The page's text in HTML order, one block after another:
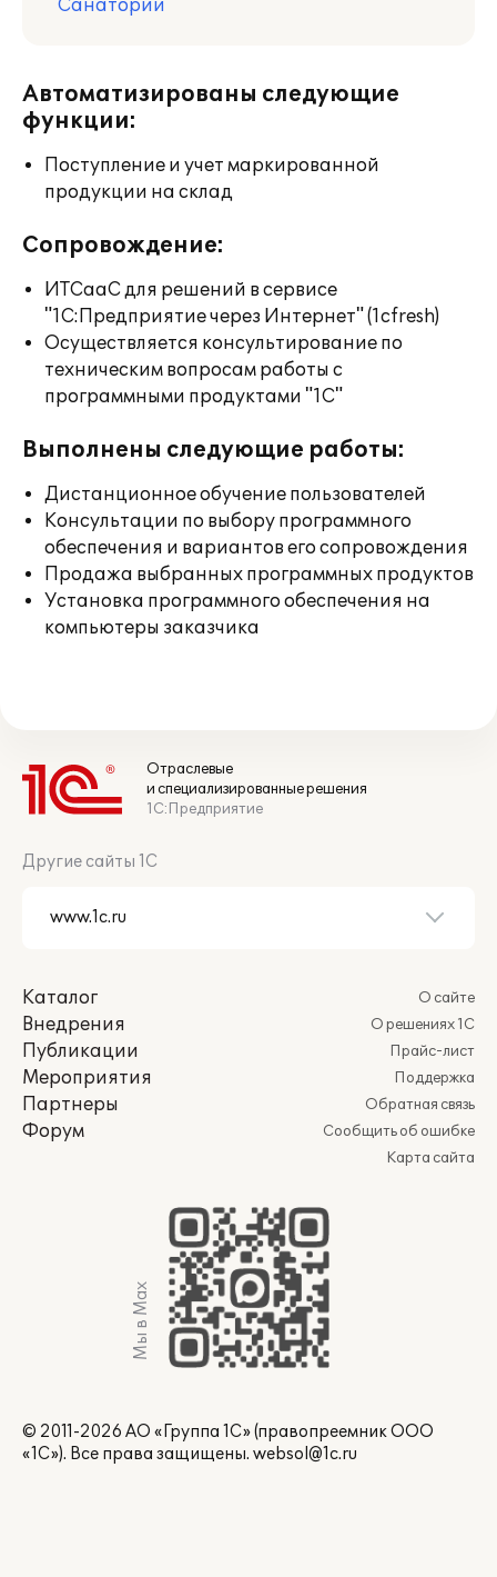
Санатории
Автоматизированы следующие
функции:
Поступление и учет маркированной
продукции на склад
Сопровождение:
ИТСааС для решений в сервисе
"1С:Предприятие через Интернет" (1cfresh)
Осуществляется консультирование по
техническим вопросам работы с
программными продуктами "1С"
Выполнены следующие работы:
Дистанционное обучение пользователей
Консультации по выбору программного
обеспечения и вариантов его сопровождения
Продажа выбранных программных продуктов
Установка программного обеспечения на
компьютеры заказчика
Отраслевые
и специализированные решения
1С:Предприятие
Другие сайты 1С
Каталог
Внедрения
Публикации
Мероприятия
Партнеры
Форум
О сайте
О решениях 1С
Прайс-лист
Поддержка
Обратная связь
Сообщить об ошибке
Карта сайта
Мы в Max
© 2011-2026 АО «Группа 1С» (правопреемник ООО
«1С»). Все права защищены. websol@1c.ru